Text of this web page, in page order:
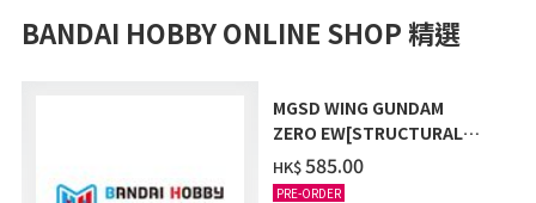
BANDAI HOBBY ONLINE SHOP 精選
MGSD WING GUNDAM
ZERO EW[STRUCTURAL
COATING/BLACK] [2026年
12月發送]
HK$‌585.00
PRE-ORDER